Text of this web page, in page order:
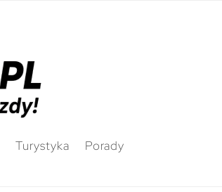
Turystyka Porady